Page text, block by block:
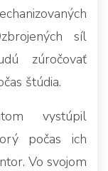
síl
zúročovať
štúdia.
vystúpil
počas ich
Vo svojom